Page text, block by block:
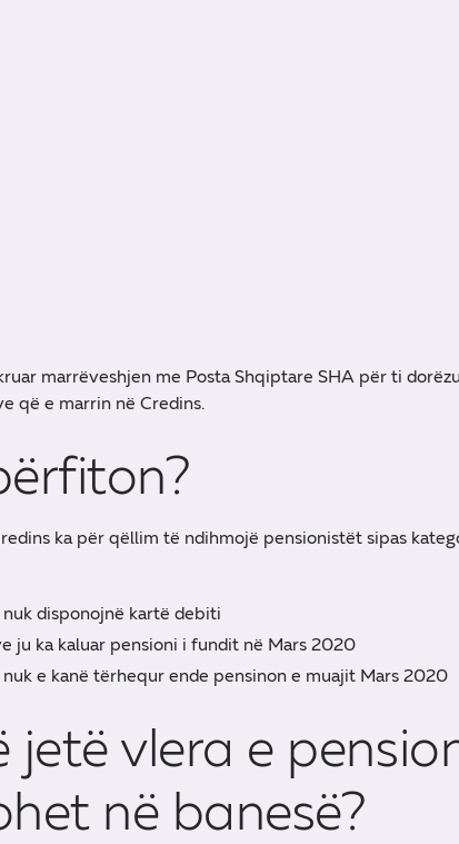
marrëveshjen me Posta Shqiptare SHA për ti
që e marrin në Credins.
ka për qëllim të ndihmojë pensionistët sipas
disponojnë kartë debiti
ju ka kaluar pensioni i fundit në Mars 2020
e kanë tërhequr ende pensinon e muajit Mars 2020
jetë vlera e
në banesë?